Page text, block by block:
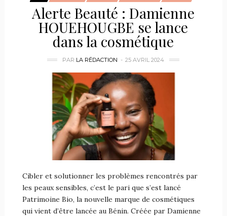
Alerte Beauté : Damienne
HOUEHOUGBE se lance
dans la cosmétique
PAR LA RÉDACTION 25 AVRIL 2024
Cibler et solutionner les problèmes rencontrés par
les peaux sensibles, c’est le pari que s’est lancé
Patrimoine Bio, la nouvelle marque de cosmétiques
qui vient d’être lancée au Bénin. Créée par Damienne